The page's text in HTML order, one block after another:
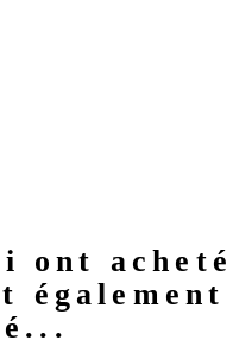
ont acheté
également